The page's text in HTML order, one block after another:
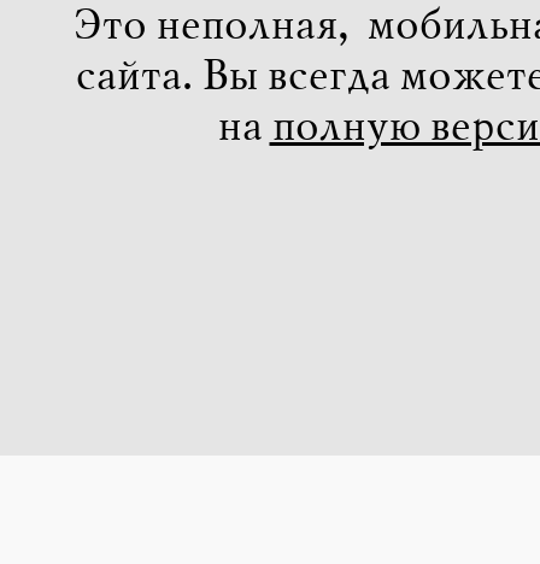
Это неполная,
сайта. Вы всегда
на полную